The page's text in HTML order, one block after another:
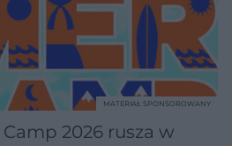
2026 rusza w
MATERIAŁ SPONSOROWANY